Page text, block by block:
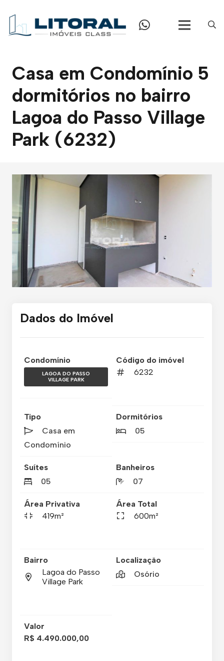
Casa em Condomínio 5
dormitórios no bairro
Lagoa do Passo Village
Park (6232)
Dados do Imóvel
Condomínio
LAGOA DO PASSO
VILLAGE PARK
Código do imóvel
6232
Tipo
Casa em
Condomínio
Dormitórios
05
Suítes
05
Banheiros
07
Área Privativa
419m²
Área Total
600m²
Bairro
Lagoa do Passo
Village Park
Localização
Osório
Valor
R$ 4.490.000,00